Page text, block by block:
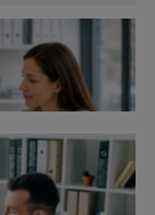
– průvodce pro